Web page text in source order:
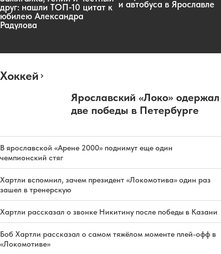
друг: нашли ТОП-10 цитат к
юбилею Александра
Радулова
и автобуса в Ярославле
Хоккей
Ярославский «Локо» одержал
две победы в Петербурге
В ярославской «Арене 2000» поднимут еще один
чемпионский стяг
Хартли вспомнил, зачем президент «Локомотива» один раз
зашел в тренерскую
Хартли рассказал о звонке Никитину после победы в Казани
Боб Хартли рассказал о самом тяжёлом моменте плей-офф в
«Локомотиве»